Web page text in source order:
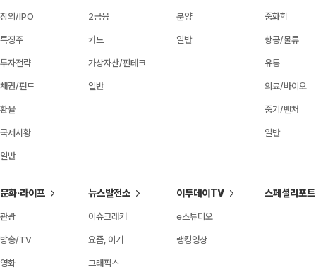
장외/IPO
특징주
투자전략
채권/펀드
환율
국제시황
일반
2금융
카드
가상자산/핀테크
일반
분양
일반
중화학
항공/물류
유통
의료/바이오
중기/벤처
일반
문화·라이프
관광
방송/TV
영화
뉴스발전소
이슈크래커
요즘, 이거
그래픽스
이투데이TV
e스튜디오
랭킹영상
스페셜리포트